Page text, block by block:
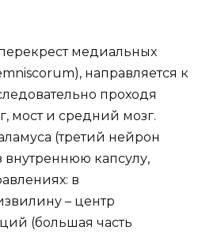
медиальных
направляется к
проходя
мост и средний мозг.
(третий нейрон
внутреннюю капсулу,
в
– центр
(большая часть